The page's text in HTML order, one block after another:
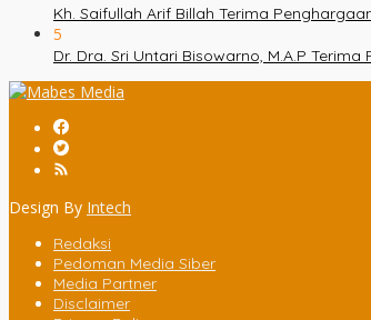
Kh. Saifullah Arif Billah Terima
5
Dr. Dra. Sri Untari Bisowarno, M.A.P
Design By Intech
Redaksi
Pedoman Media Siber
Media Partner
Disclaimer